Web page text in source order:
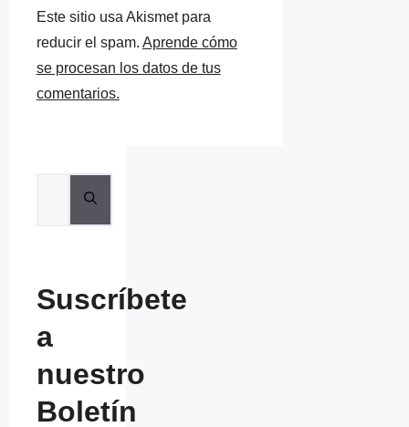
Este sitio usa Akismet para
reducir el spam. Aprende cómo
se procesan los datos de tus
comentarios.
Suscríbete
a
nuestro
Boletín